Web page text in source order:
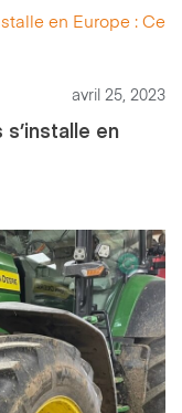
avril 25, 2023
en